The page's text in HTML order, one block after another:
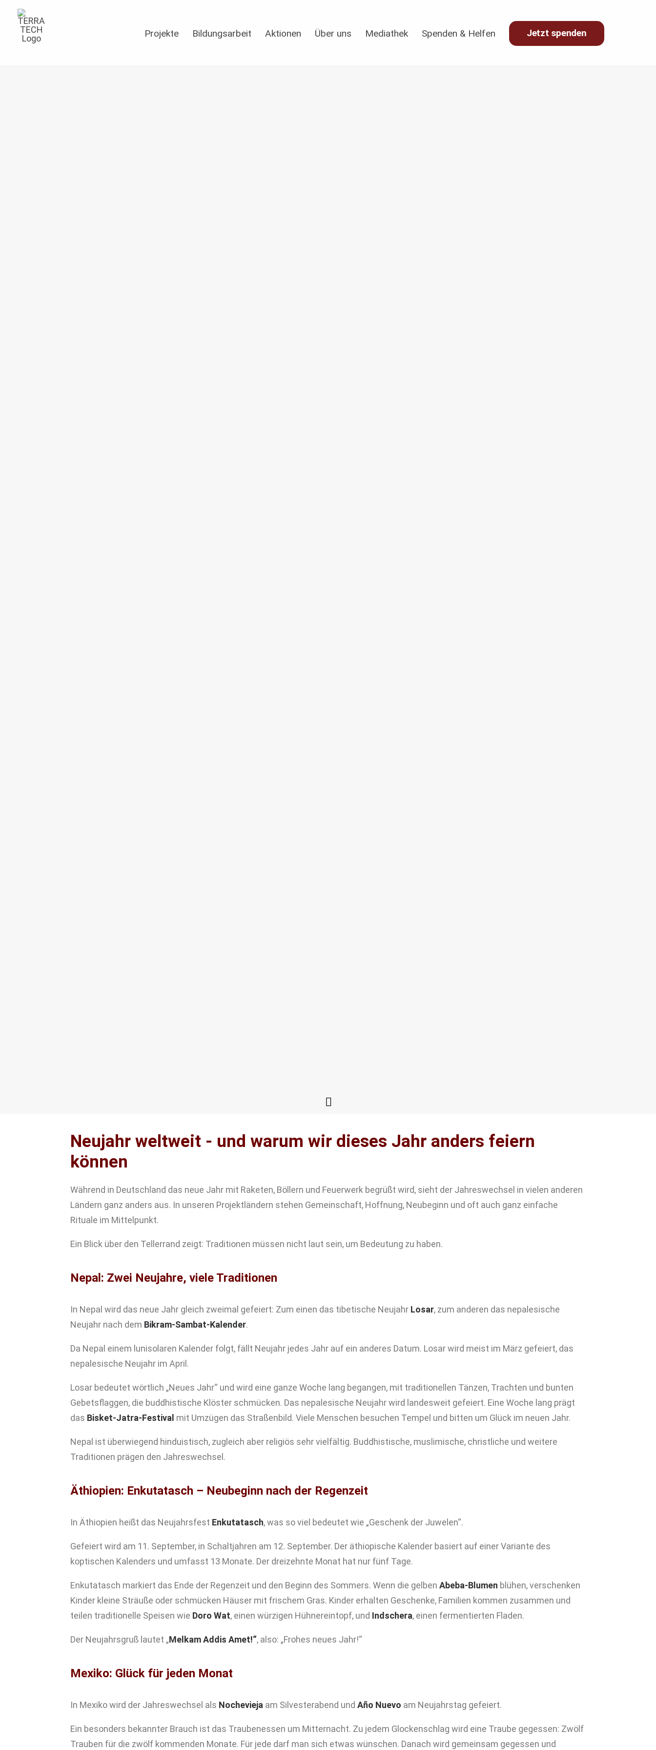
Projekte Bildungsarbeit Aktionen Über uns Mediathek Spenden & Helfen Jetzt spenden
Neujahr weltweit - und warum wir dieses Jahr anders feiern
können
Während in Deutschland das neue Jahr mit Raketen, Böllern und Feuerwerk begrüßt wird, sieht der Jahreswechsel in vielen anderen
Ländern ganz anders aus. In unseren Projektländern stehen Gemeinschaft, Hoffnung, Neubeginn und oft auch ganz einfache
Rituale im Mittelpunkt.
Ein Blick über den Tellerrand zeigt: Traditionen müssen nicht laut sein, um Bedeutung zu haben.
Nepal: Zwei Neujahre, viele Traditionen
In Nepal wird das neue Jahr gleich zweimal gefeiert: Zum einen das tibetische Neujahr Losar, zum anderen das nepalesische
Neujahr nach dem Bikram-Sambat-Kalender.
Da Nepal einem lunisolaren Kalender folgt, fällt Neujahr jedes Jahr auf ein anderes Datum. Losar wird meist im März gefeiert, das
nepalesische Neujahr im April.
Losar bedeutet wörtlich „Neues Jahr“ und wird eine ganze Woche lang begangen, mit traditionellen Tänzen, Trachten und bunten
Gebetsflaggen, die buddhistische Klöster schmücken. Das nepalesische Neujahr wird landesweit gefeiert. Eine Woche lang prägt
das Bisket-Jatra-Festival mit Umzügen das Straßenbild. Viele Menschen besuchen Tempel und bitten um Glück im neuen Jahr.
Nepal ist überwiegend hinduistisch, zugleich aber religiös sehr vielfältig. Buddhistische, muslimische, christliche und weitere
Traditionen prägen den Jahreswechsel.
Äthiopien: Enkutatasch – Neubeginn nach der Regenzeit
In Äthiopien heißt das Neujahrsfest Enkutatasch, was so viel bedeutet wie „Geschenk der Juwelen“.
Gefeiert wird am 11. September, in Schaltjahren am 12. September. Der äthiopische Kalender basiert auf einer Variante des
koptischen Kalenders und umfasst 13 Monate. Der dreizehnte Monat hat nur fünf Tage.
Enkutatasch markiert das Ende der Regenzeit und den Beginn des Sommers. Wenn die gelben Abeba-Blumen blühen, verschenken
Kinder kleine Sträuße oder schmücken Häuser mit frischem Gras. Kinder erhalten Geschenke, Familien kommen zusammen und
teilen traditionelle Speisen wie Doro Wat, einen würzigen Hühnereintopf, und Indschera, einen fermentierten Fladen.
Der Neujahrsgruß lautet „Melkam Addis Amet!“, also: „Frohes neues Jahr!“
Mexiko: Glück für jeden Monat
In Mexiko wird der Jahreswechsel als Nochevieja am Silvesterabend und Año Nuevo am Neujahrstag gefeiert.
Ein besonders bekannter Brauch ist das Traubenessen um Mitternacht. Zu jedem Glockenschlag wird eine Traube gegessen: Zwölf
Trauben für die zwölf kommenden Monate. Für jede darf man sich etwas wünschen. Danach wird gemeinsam gegessen und